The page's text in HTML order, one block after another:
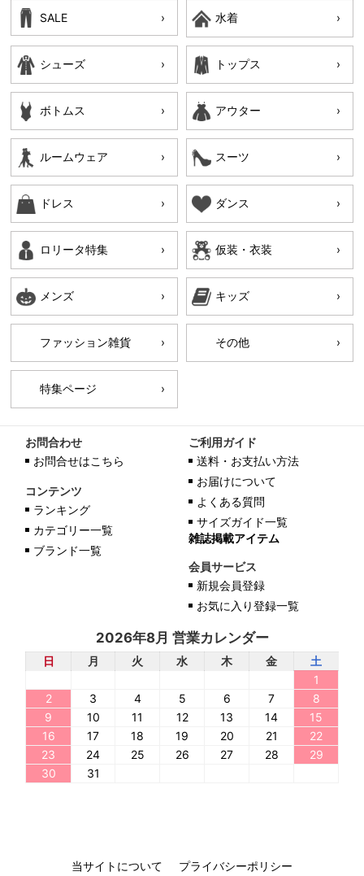
SALE 水着
シューズ トップス
ボトムス アウター
ルームウェア スーツ
ドレス ダンス
ロリータ特集 仮装・衣装
メンズ キッズ
ファッション雑貨 その他
特集ページ
お問合わせ
お問合せはこちら
コンテンツ
ランキング
カテゴリー一覧
ブランド一覧
ご利用ガイド
送料・お支払い方法
お届けについて
よくある質問
サイズガイド一覧
雑誌掲載アイテム
会員サービス
新規会員登録
お気に入り登録一覧
2026年8月 営業カレンダー
日 月 火 水 木 金
土
1
2
3 4 5 6 7
8
9
10 11 12 13 14
15
16
17 18 19 20 21
22
23
24 25 26 27 28
29
30
31
当サイトについて プライバシーポリシー